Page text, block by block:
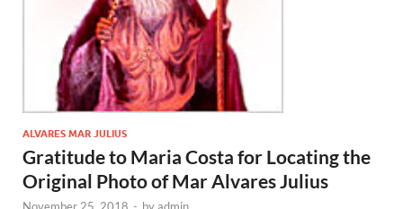
ALVARES MAR JULIUS
Gratitude to Maria Costa for Locating the
Original Photo of Mar Alvares Julius
November 25, 2018 - byadmin